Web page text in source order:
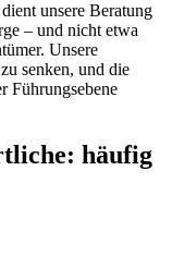
unsere Beratung
– und nicht etwa
Unsere
senken, und die
Führungsebene
häufig